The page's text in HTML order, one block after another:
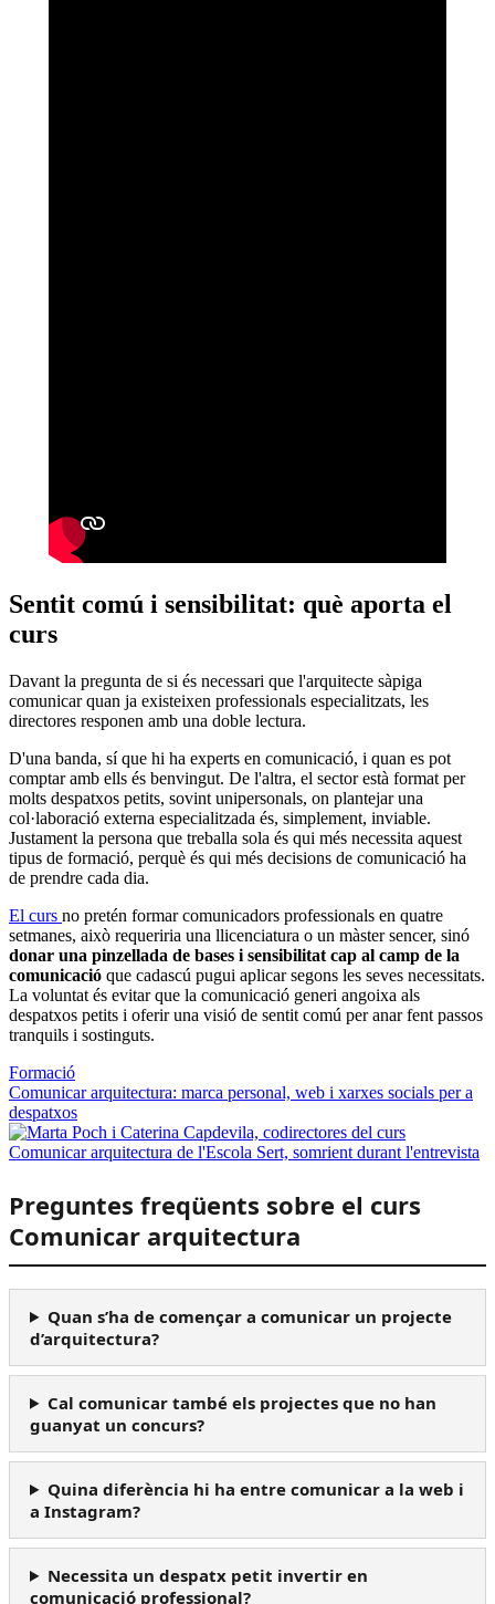
Sentit comú i sensibilitat: què aporta el
curs
Davant la pregunta de si és necessari que l'arquitecte sàpiga
comunicar quan ja existeixen professionals especialitzats, les
directores responen amb una doble lectura.
D'una banda, sí que hi ha experts en comunicació, i quan es pot
comptar amb ells és benvingut. De l'altra, el sector està format per
molts despatxos petits, sovint unipersonals, on plantejar una
col·laboració externa especialitzada és, simplement, inviable.
Justament la persona que treballa sola és qui més necessita aquest
tipus de formació, perquè és qui més decisions de comunicació ha
de prendre cada dia.
El curs no pretén formar comunicadors professionals en quatre
setmanes, això requeriria una llicenciatura o un màster sencer, sinó
donar una pinzellada de bases i sensibilitat cap al camp de la
comunicació que cadascú pugui aplicar segons les seves necessitats.
La voluntat és evitar que la comunicació generi angoixa als
despatxos petits i oferir una visió de sentit comú per anar fent passos
tranquils i sostinguts.
Formació
Comunicar arquitectura: marca personal, web i xarxes socials per a
despatxos
Preguntes freqüents sobre el curs
Comunicar arquitectura
Quan s’ha de començar a comunicar un projecte
d’arquitectura?
Cal comunicar també els projectes que no han
guanyat un concurs?
Quina diferència hi ha entre comunicar a la web i
a Instagram?
Necessita un despatx petit invertir en
comunicació professional?